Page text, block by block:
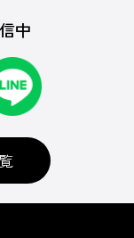
中